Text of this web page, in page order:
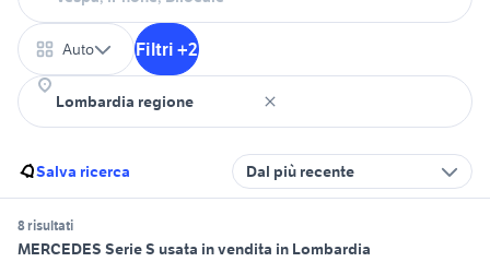
Auto Filtri +2
Salva ricerca Dal più recente
8 risultati
MERCEDES Serie S usata in vendita in Lombardia